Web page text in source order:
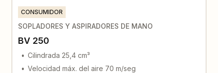
CONSUMIDOR
SOPLADORES Y ASPIRADORES DE MANO
BV 250
Cilindrada 25,4 cm³
Velocidad máx. del aire 70 m/seg